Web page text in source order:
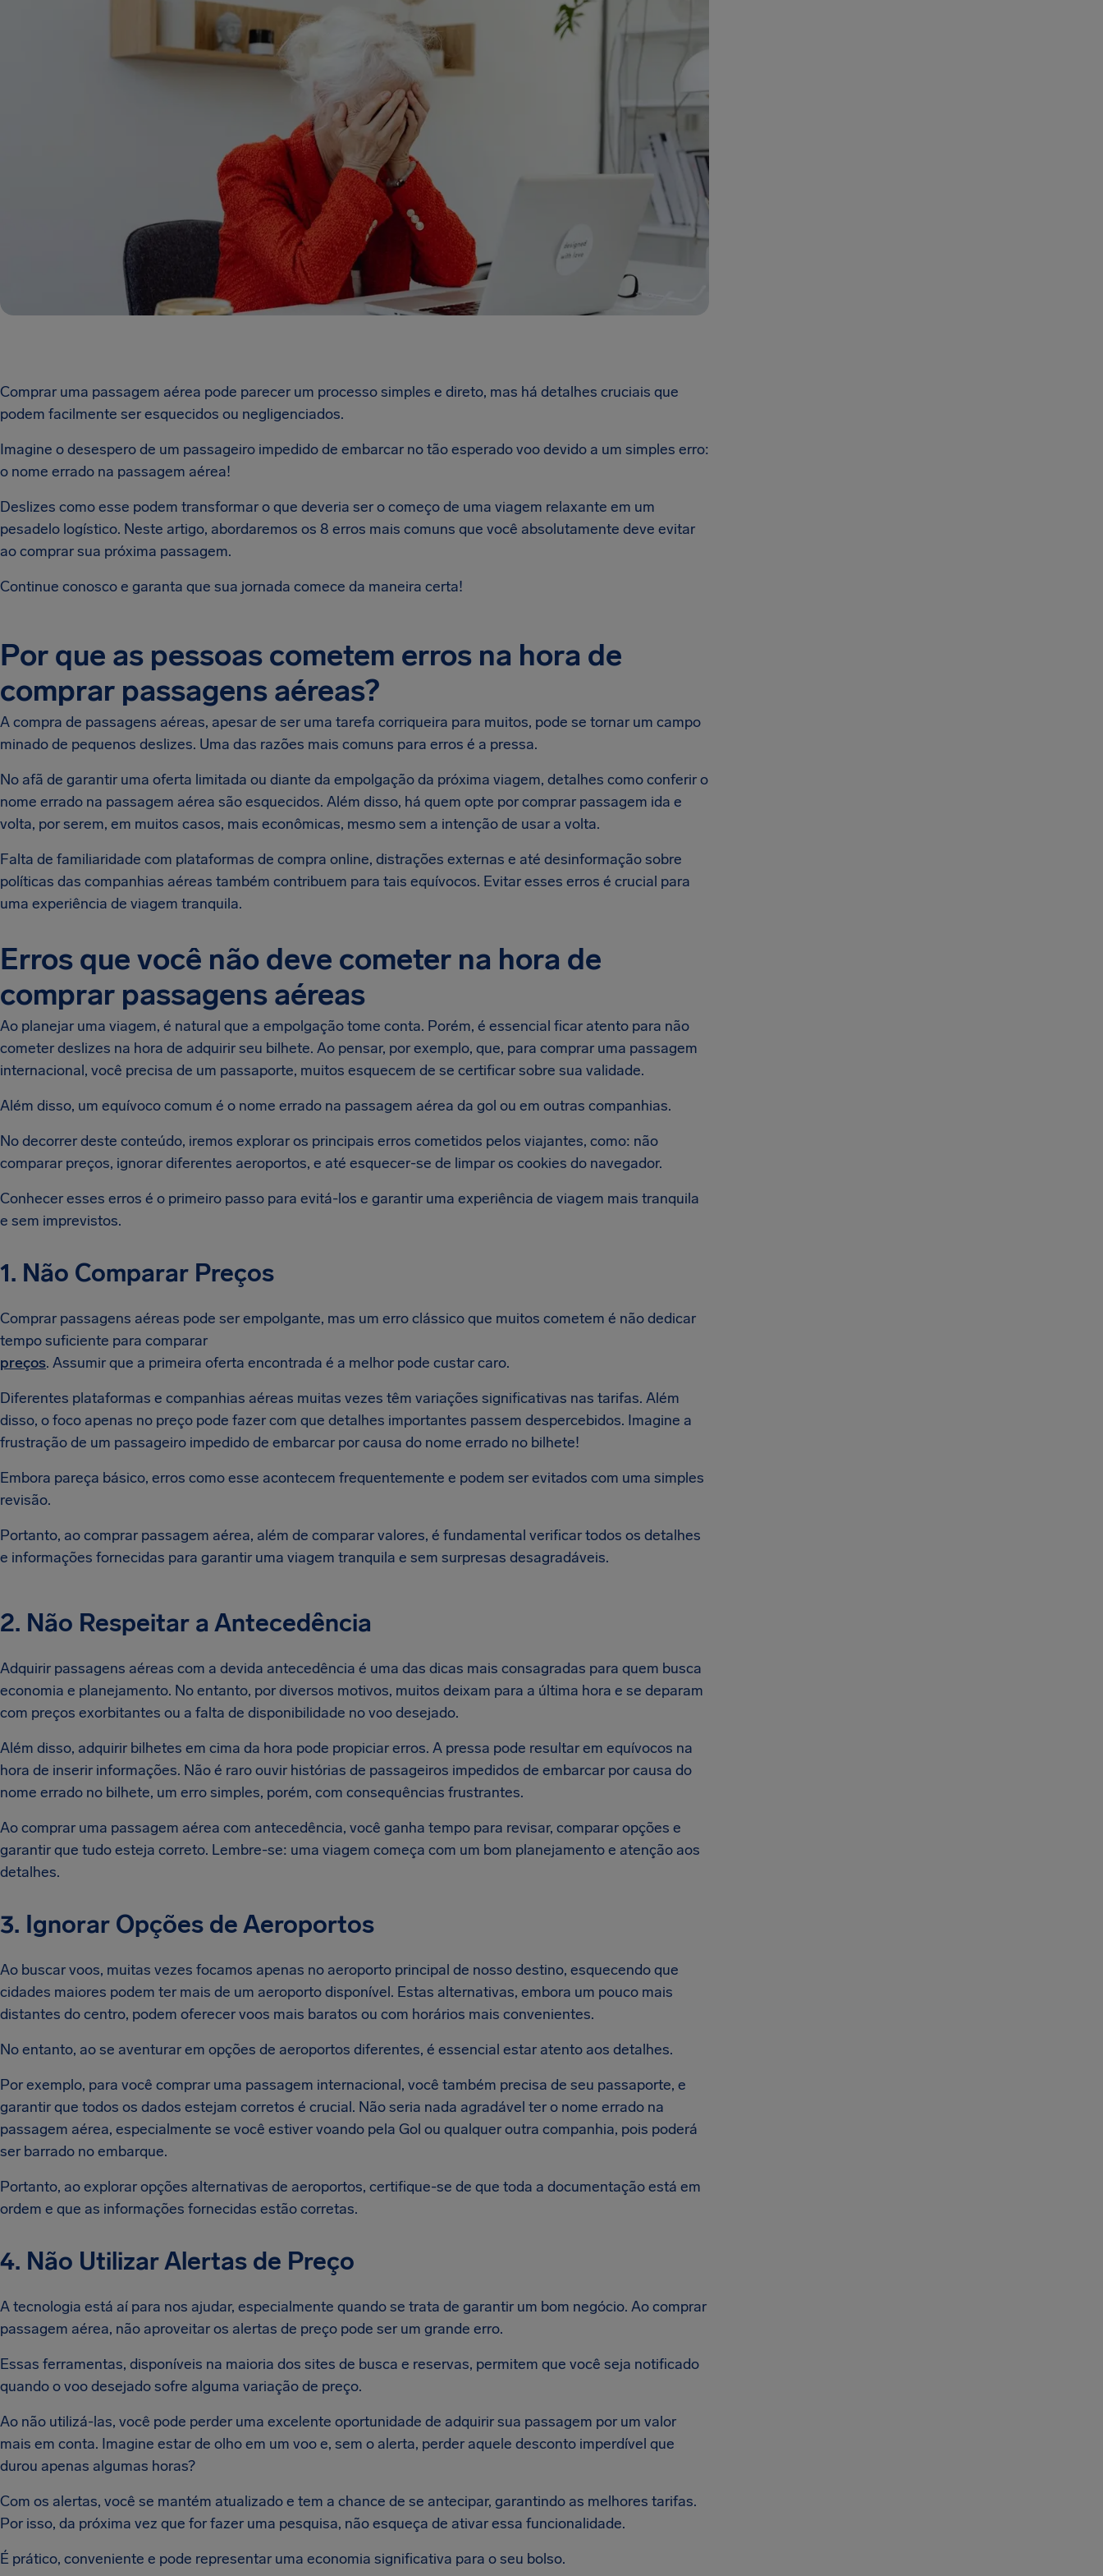
Comprar uma passagem aérea pode parecer um processo simples e direto, mas há detalhes cruciais que
podem facilmente ser esquecidos ou negligenciados.
Imagine o desespero de um passageiro impedido de embarcar no tão esperado voo devido a um simples erro:
o nome errado na passagem aérea!
Deslizes como esse podem transformar o que deveria ser o começo de uma viagem relaxante em um
pesadelo logístico. Neste artigo, abordaremos os 8 erros mais comuns que você absolutamente deve evitar
ao comprar sua próxima passagem.
Continue conosco e garanta que sua jornada comece da maneira certa!
Por que as pessoas cometem erros na hora de
comprar passagens aéreas?
A compra de passagens aéreas, apesar de ser uma tarefa corriqueira para muitos, pode se tornar um campo
minado de pequenos deslizes. Uma das razões mais comuns para erros é a pressa.
No afã de garantir uma oferta limitada ou diante da empolgação da próxima viagem, detalhes como conferir o
nome errado na passagem aérea são esquecidos. Além disso, há quem opte por comprar passagem ida e
volta, por serem, em muitos casos, mais econômicas, mesmo sem a intenção de usar a volta.
Falta de familiaridade com plataformas de compra online, distrações externas e até desinformação sobre
políticas das companhias aéreas também contribuem para tais equívocos. Evitar esses erros é crucial para
uma experiência de viagem tranquila.
Erros que você não deve cometer na hora de
comprar passagens aéreas
Ao planejar uma viagem, é natural que a empolgação tome conta. Porém, é essencial ficar atento para não
cometer deslizes na hora de adquirir seu bilhete. Ao pensar, por exemplo, que, para comprar uma passagem
internacional, você precisa de um passaporte, muitos esquecem de se certificar sobre sua validade.
Além disso, um equívoco comum é o nome errado na passagem aérea da gol ou em outras companhias.
No decorrer deste conteúdo, iremos explorar os principais erros cometidos pelos viajantes, como: não
comparar preços, ignorar diferentes aeroportos, e até esquecer-se de limpar os cookies do navegador.
Conhecer esses erros é o primeiro passo para evitá-los e garantir uma experiência de viagem mais tranquila
e sem imprevistos.
1. Não Comparar Preços
Comprar passagens aéreas pode ser empolgante, mas um erro clássico que muitos cometem é não dedicar
tempo suficiente para comparar
preços. Assumir que a primeira oferta encontrada é a melhor pode custar caro.
Diferentes plataformas e companhias aéreas muitas vezes têm variações significativas nas tarifas. Além
disso, o foco apenas no preço pode fazer com que detalhes importantes passem despercebidos. Imagine a
frustração de um passageiro impedido de embarcar por causa do nome errado no bilhete!
Embora pareça básico, erros como esse acontecem frequentemente e podem ser evitados com uma simples
revisão.
Portanto, ao comprar passagem aérea, além de comparar valores, é fundamental verificar todos os detalhes
e informações fornecidas para garantir uma viagem tranquila e sem surpresas desagradáveis.
2. Não Respeitar a Antecedência
Adquirir passagens aéreas com a devida antecedência é uma das dicas mais consagradas para quem busca
economia e planejamento. No entanto, por diversos motivos, muitos deixam para a última hora e se deparam
com preços exorbitantes ou a falta de disponibilidade no voo desejado.
Além disso, adquirir bilhetes em cima da hora pode propiciar erros. A pressa pode resultar em equívocos na
hora de inserir informações. Não é raro ouvir histórias de passageiros impedidos de embarcar por causa do
nome errado no bilhete, um erro simples, porém, com consequências frustrantes.
Ao comprar uma passagem aérea com antecedência, você ganha tempo para revisar, comparar opções e
garantir que tudo esteja correto. Lembre-se: uma viagem começa com um bom planejamento e atenção aos
detalhes.
3. Ignorar Opções de Aeroportos
Ao buscar voos, muitas vezes focamos apenas no aeroporto principal de nosso destino, esquecendo que
cidades maiores podem ter mais de um aeroporto disponível. Estas alternativas, embora um pouco mais
distantes do centro, podem oferecer voos mais baratos ou com horários mais convenientes.
No entanto, ao se aventurar em opções de aeroportos diferentes, é essencial estar atento aos detalhes.
Por exemplo, para você comprar uma passagem internacional, você também precisa de seu passaporte, e
garantir que todos os dados estejam corretos é crucial. Não seria nada agradável ter o nome errado na
passagem aérea, especialmente se você estiver voando pela Gol ou qualquer outra companhia, pois poderá
ser barrado no embarque.
Portanto, ao explorar opções alternativas de aeroportos, certifique-se de que toda a documentação está em
ordem e que as informações fornecidas estão corretas.
4. Não Utilizar Alertas de Preço
A tecnologia está aí para nos ajudar, especialmente quando se trata de garantir um bom negócio. Ao comprar
passagem aérea, não aproveitar os alertas de preço pode ser um grande erro.
Essas ferramentas, disponíveis na maioria dos sites de busca e reservas, permitem que você seja notificado
quando o voo desejado sofre alguma variação de preço.
Ao não utilizá-las, você pode perder uma excelente oportunidade de adquirir sua passagem por um valor
mais em conta. Imagine estar de olho em um voo e, sem o alerta, perder aquele desconto imperdível que
durou apenas algumas horas?
Com os alertas, você se mantém atualizado e tem a chance de se antecipar, garantindo as melhores tarifas.
Por isso, da próxima vez que for fazer uma pesquisa, não esqueça de ativar essa funcionalidade.
É prático, conveniente e pode representar uma economia significativa para o seu bolso.